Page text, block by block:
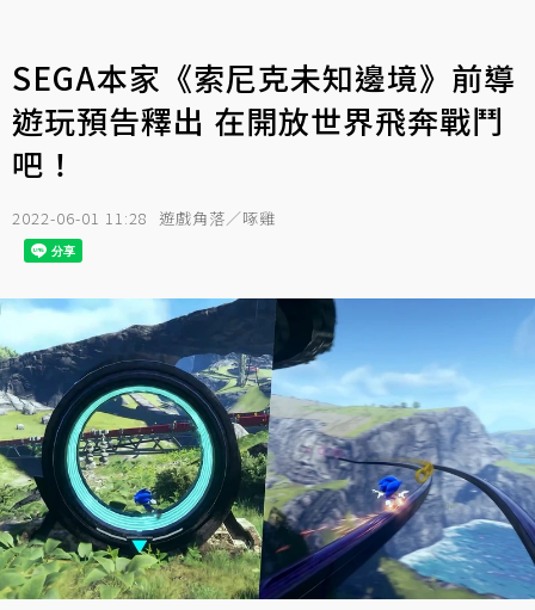
SEGA本家《索尼克未知邊境》前導
遊玩預告釋出 在開放世界飛奔戰鬥
吧！
2022-06-01 11:28 遊戲角落／啄雞